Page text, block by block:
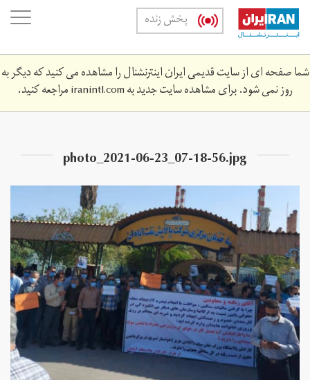
Skip
main
content
پخش زنده
شما صفحه ای از سایت قدیمی ایران اینترنشنال را مشاهده می کنید که دیگر به
روز نمی شود. برای مشاهده سایت جدید بهiranintl.comمراجعه کنید.
photo_2021-06-23_07-18-56.jpg